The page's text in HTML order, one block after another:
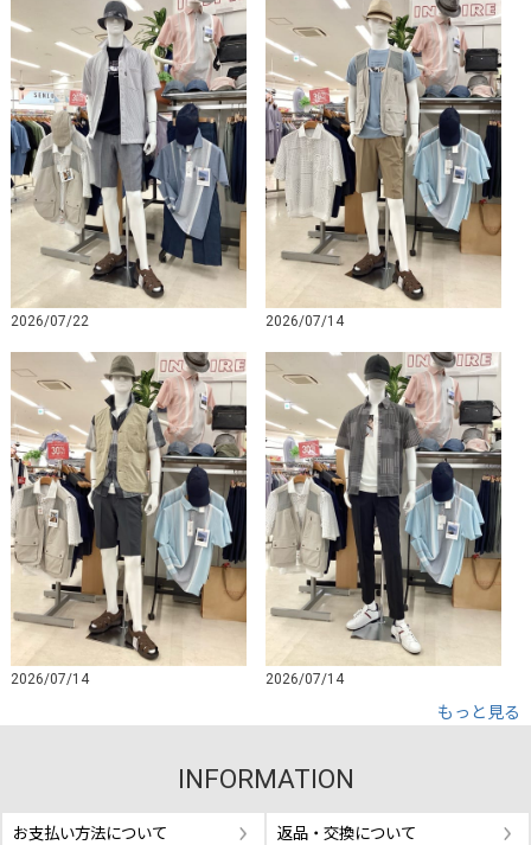
2026/07/22 2026/07/14
2026/07/14 2026/07/14
もっと見る
INFORMATION
お支払い方法について 返品・交換について